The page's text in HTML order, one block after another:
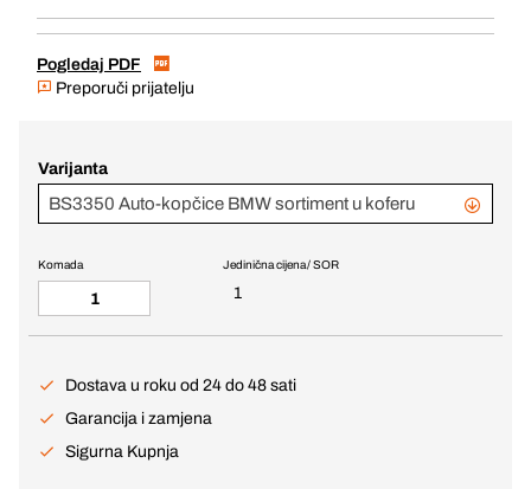
Pogledaj PDF
Preporuči prijatelju
Varijanta
BS3350 Auto-kopčice BMW sortiment u koferu
Jedinična cijena / SOR
1
Komada
Dostava u roku od 24 do 48 sati
Garancija i zamjena
Sigurna Kupnja